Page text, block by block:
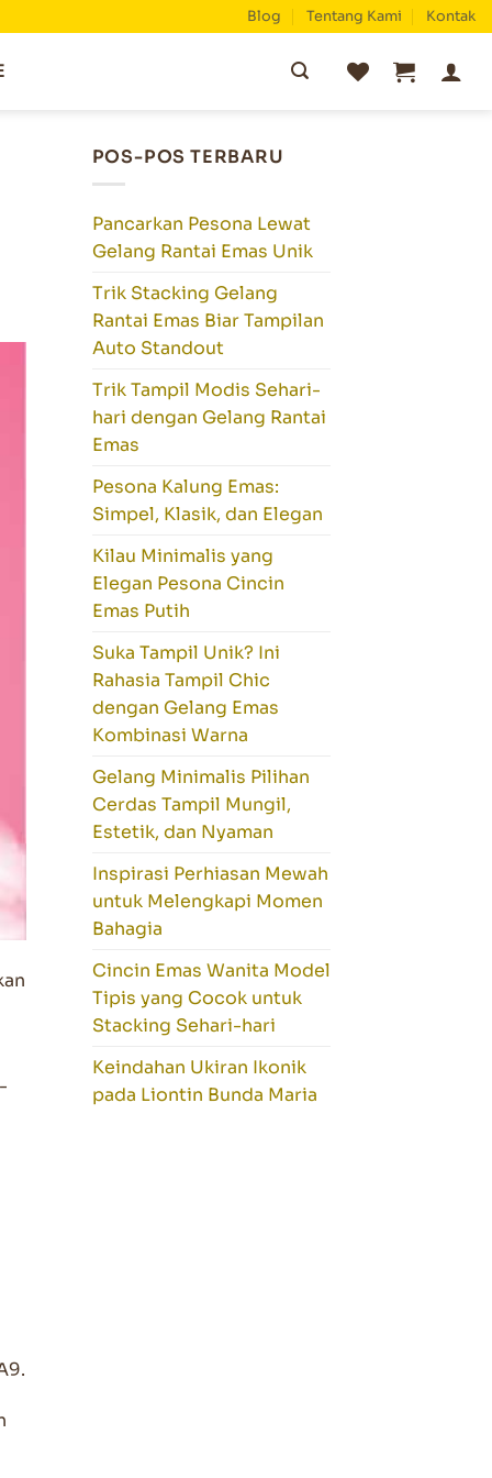
Blog Tentang Kami Kontak
POS-POS TERBARU
Pancarkan Pesona Lewat
Gelang Rantai Emas Unik
Trik Stacking Gelang
Rantai Emas Biar Tampilan
Auto Standout
Trik Tampil Modis Sehari-
hari dengan Gelang Rantai
Emas
Pesona Kalung Emas:
Simpel, Klasik, dan Elegan
Kilau Minimalis yang
Elegan Pesona Cincin
Emas Putih
Suka Tampil Unik? Ini
Rahasia Tampil Chic
dengan Gelang Emas
Kombinasi Warna
Gelang Minimalis Pilihan
Cerdas Tampil Mungil,
Estetik, dan Nyaman
Inspirasi Perhiasan Mewah
untuk Melengkapi Momen
Bahagia
Cincin Emas Wanita Model
Tipis yang Cocok untuk
Stacking Sehari-hari
Keindahan Ukiran Ikonik
pada Liontin Bunda Maria